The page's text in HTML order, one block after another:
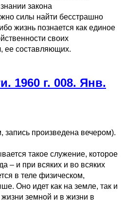
закона
силы найти бесстрашно
жизнь познается как единое
своих
ее составляющих.
1960 г. 008. Янв.
запись произведена вечером).
такое служение, которое
– и при всяких и во всяких
в теле физическом,
Оно идет как на земле, так и
земной и в жизни в